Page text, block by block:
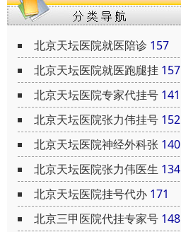
北京天坛医院就医陪诊 157
北京天坛医院就医跑腿挂 157
北京天坛医院专家代挂号 141
北京天坛医院张力伟挂号 152
北京天坛医院神经外科张 140
北京天坛医院张力伟医生 134
北京天坛医院挂号代办 171
北京三甲医院代挂专家号 148